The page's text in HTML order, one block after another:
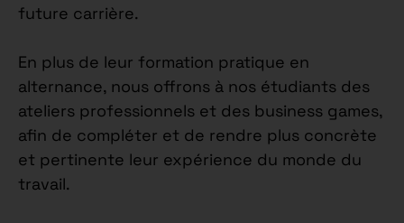
future carrière.
En plus de leur formation pratique en
alternance, nous offrons à nos étudiants des
ateliers professionnels et des business games,
afin de compléter et de rendre plus concrète
et pertinente leur expérience du monde du
travail.